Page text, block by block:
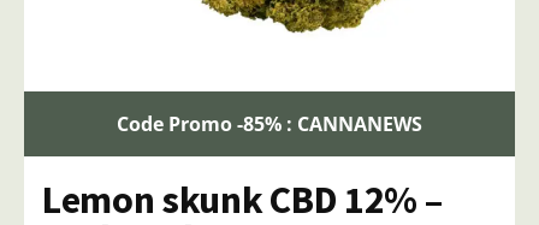
Code Promo -85% : CANNANEWS
Lemon skunk CBD 12% –